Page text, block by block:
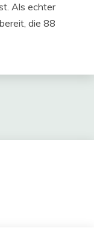
Als echter
die 88